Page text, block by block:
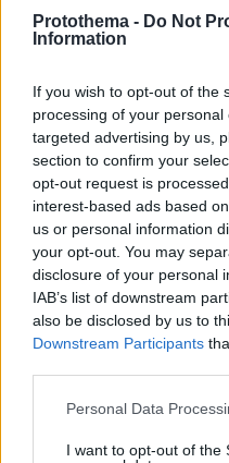
Protothema - Do Not
Information
If you wish to opt-out of the
processing of your
targeted advertising by us,
section to confirm your
opt-out request is
interest-based ads based
us or personal information
your opt-out. You may
disclosure of your personal
IAB’s list of downstream
also be disclosed by us to
Downstream Participants
Please note that this
not limited to your visit or
Personal Data
I want to opt-out of the
09.08.2026, 16:54
Ο Καρέτσας άνοιξε
Ντόρτμουντ με απίστευτη
κόντρα στην Άρσεναλ του
δείτε βίντεο
09.08.2026, 17:09
Ανάρτηση με υπονοούμενα:
άντρες είναι απλά
περιστάσεων» λέει η
μέσω φημών για τη σχέση
Γιώργο Λιβάνη